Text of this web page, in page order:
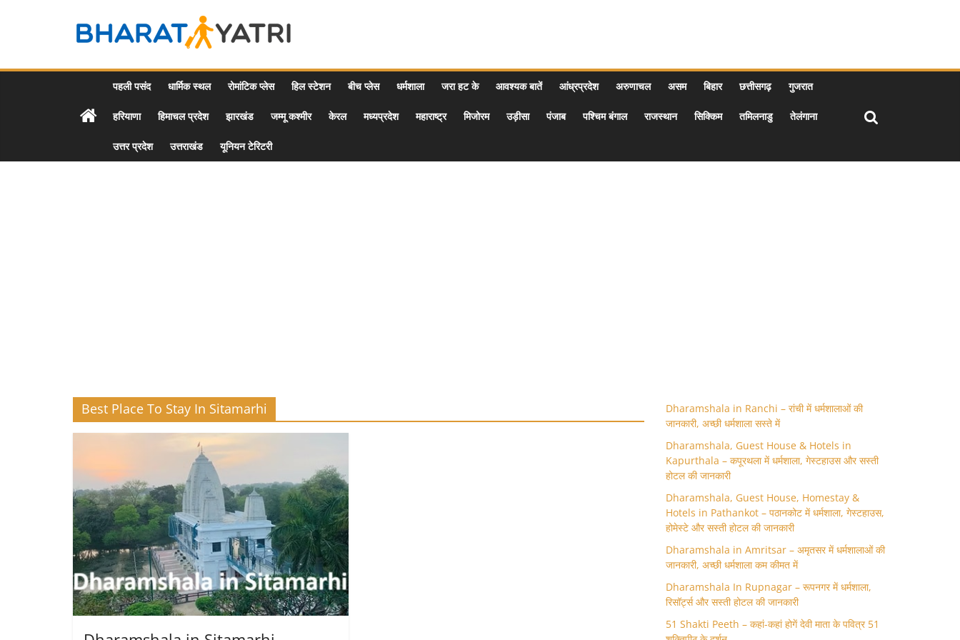
Bharat
Yatri
Tourist
पहली पसंद धार्मिक स्थल रोमांटिक प्लेस हिल स्टेशन बीच प्लेस धर्मशाला जरा हट के आवश्यक बातें आंध्रप्रदेश अरुणाचल असम बिहार छत्तीसगढ़ गुजरात
हरियाणा हिमाचल प्रदेश झारखंड जम्मू कश्मीर केरल मध्यप्रदेश महाराष्ट्र मिजोरम उड़ीसा पंजाब पश्चिम बंगाल राजस्थान सिक्किम तमिलनाडु तेलंगाना
उत्तर प्रदेश उत्तराखंड यूनियन टेरिटरी
Best Place To Stay In Sitamarhi
Dharamshala in Ranchi – रांची में धर्मशालाओं की
जानकारी, अच्छी धर्मशाला सस्ते में
Dharamshala, Guest House & Hotels in
Kapurthala – कपूरथला में धर्मशाला, गेस्टहाउस और सस्ती
होटल की जानकारी
Dharamshala, Guest House, Homestay &
Hotels in Pathankot – पठानकोट में धर्मशाला, गेस्टहाउस,
होमेस्टे और सस्ती होटल की जानकारी
Dharamshala in Amritsar – अमृतसर में धर्मशालाओं की
जानकारी, अच्छी धर्मशाला कम कीमत में
Dharamshala In Rupnagar – रूपनगर में धर्मशाला,
रिसॉर्ट्स और सस्ती होटल की जानकारी
51 Shakti Peeth – कहां-कहां होगें देवी माता के पवित्र 51